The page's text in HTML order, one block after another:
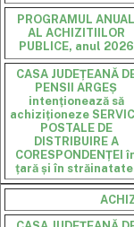
PROGRAMUL ANUAL
AL ACHIZITIILOR
PUBLICE, anul 2026
CASA JUDEȚEANĂ
PENSII ARGEȘ
intenționează să
achiziționeze
POSTALE DE
DISTRIBUIRE A
CORESPONDENȚEI
țară și în